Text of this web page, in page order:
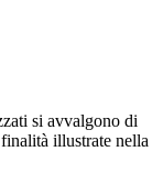
si avvalgono di
illustrate nella